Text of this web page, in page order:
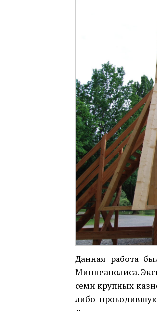
Данная работа
Миннеаполиса.
семи крупных
либо